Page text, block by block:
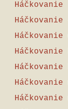
Háčkovanie
Háčkovanie
Háčkovanie